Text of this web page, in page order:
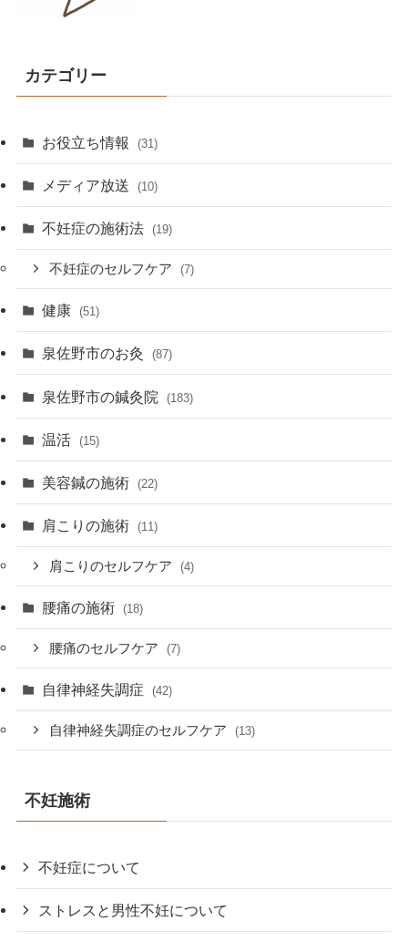
カテゴリー
お役立ち情報 (31)
メディア放送 (10)
不妊症の施術法 (19)
不妊症のセルフケア (7)
健康 (51)
泉佐野市のお灸 (87)
泉佐野市の鍼灸院 (183)
温活 (15)
美容鍼の施術 (22)
肩こりの施術 (11)
肩こりのセルフケア (4)
腰痛の施術 (18)
腰痛のセルフケア (7)
自律神経失調症 (42)
自律神経失調症のセルフケア (13)
不妊施術
不妊症について
ストレスと男性不妊について